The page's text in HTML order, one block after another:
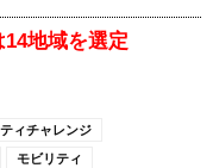
14地域を選定
ィチャレンジ
モビリティ